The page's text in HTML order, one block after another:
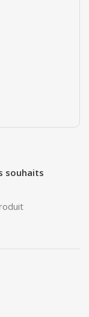
souhaits